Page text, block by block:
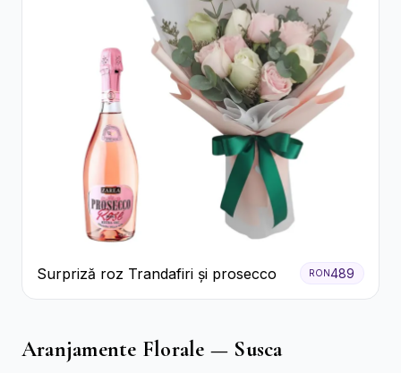
Surpriză roz Trandafiri și prosecco RON489
Aranjamente Florale — Susca